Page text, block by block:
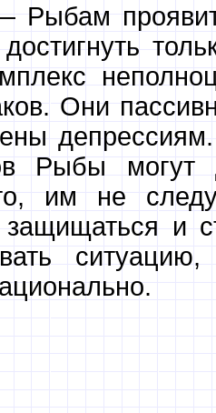
Они
Рыбы могут
им не
защищаться и